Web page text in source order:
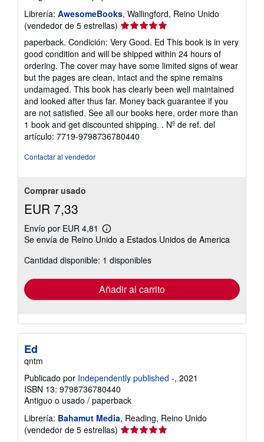
Librería: AwesomeBooks, Wallingford, Reino Unido
(vendedor de 5 estrellas) Calificación
vendedor:
5
de
5
estrellas
paperback. Condición: Very Good. Ed This book is in very
good condition and will be shipped within 24 hours of
ordering. The cover may have some limited signs of wear
but the pages are clean, intact and the spine remains
undamaged. This book has clearly been well maintained
and looked after thus far. Money back guarantee if you
are not satisfied. See all our books here, order more than
1 book and get discounted shipping. . Nº de ref. del
artículo: 7719-9798736780440
Contactar al vendedor
Comprar usado
EUR 7,33
Envío por EUR 4,81
Más
información
las
tarifas
envío
Se envía de Reino Unido a Estados Unidos de America
Cantidad disponible: 1 disponibles
Añadir al carrito
Ed
qntm
Publicado por Independently published -, 2021
ISBN 13: 9798736780440
Antiguo o usado / paperback
Librería: Bahamut Media, Reading, Reino Unido
(vendedor de 5 estrellas) Calificación